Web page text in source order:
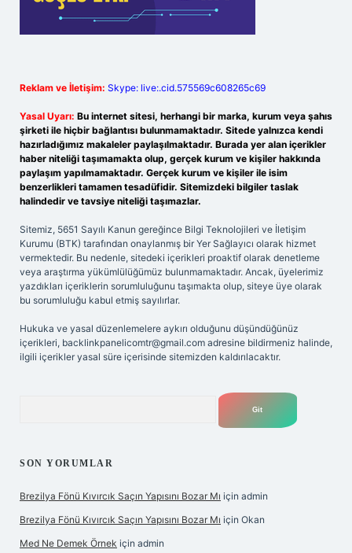
Reklam ve İletişim: Skype: live:.cid.575569c608265c69
Yasal Uyarı: Bu internet sitesi, herhangi bir marka, kurum veya şahıs
şirketi ile hiçbir bağlantısı bulunmamaktadır. Sitede yalnızca kendi
hazırladığımız makaleler paylaşılmaktadır. Burada yer alan içerikler
haber niteliği taşımamakta olup, gerçek kurum ve kişiler hakkında
paylaşım yapılmamaktadır. Gerçek kurum ve kişiler ile isim
benzerlikleri tamamen tesadüfidir. Sitemizdeki bilgiler taslak
halindedir ve tavsiye niteliği taşımazlar.
Sitemiz, 5651 Sayılı Kanun gereğince Bilgi Teknolojileri ve İletişim
Kurumu (BTK) tarafından onaylanmış bir Yer Sağlayıcı olarak hizmet
vermektedir. Bu nedenle, sitedeki içerikleri proaktif olarak denetleme
veya araştırma yükümlülüğümüz bulunmamaktadır. Ancak, üyelerimiz
yazdıkları içeriklerin sorumluluğunu taşımakta olup, siteye üye olarak
bu sorumluluğu kabul etmiş sayılırlar.
Hukuka ve yasal düzenlemelere aykırı olduğunu düşündüğünüz
içerikleri, backlinkpanelicomtr@gmail.com adresine bildirmeniz halinde,
ilgili içerikler yasal süre içerisinde sitemizden kaldırılacaktır.
SON YORUMLAR
Brezilya Fönü Kıvırcık Saçın Yapısını Bozar Mı için admin
Brezilya Fönü Kıvırcık Saçın Yapısını Bozar Mı için Okan
Med Ne Demek Örnek için admin